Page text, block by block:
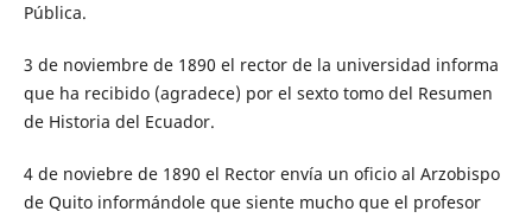
Pública.
3 de noviembre de 1890 el rector de la universidad informa
que ha recibido (agradece) por el sexto tomo del Resumen
de Historia del Ecuador.
4 de noviebre de 1890 el Rector envía un oficio al Arzobispo
de Quito informándole que siente mucho que el profesor